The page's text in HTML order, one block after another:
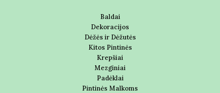
Baldai
Dekoracijos
Dėžės ir Dėžutės
Kitos Pintinės
Krepšiai
Mezginiai
Padėklai
Pintinės Malkoms